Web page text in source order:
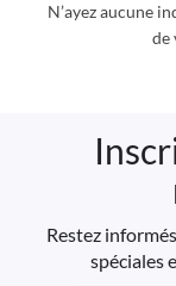
N’ayez aucune
de
Restez
spéciales